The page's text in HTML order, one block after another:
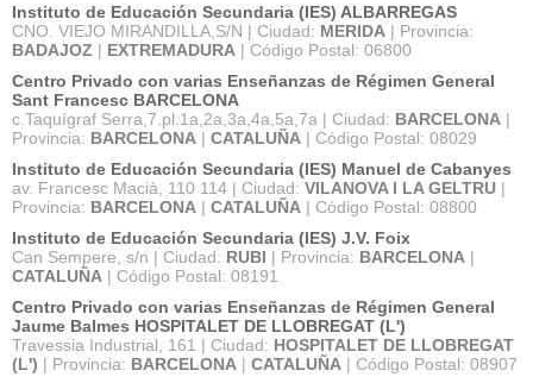
Instituto de Educación Secundaria (IES) ALBARREGAS
CNO. VIEJO MIRANDILLA,S/N | Ciudad: MERIDA | Provincia:
BADAJOZ | EXTREMADURA | Código Postal: 06800
Centro Privado con varias Enseñanzas de Régimen General
Sant Francesc BARCELONA
c.Taquígraf Serra,7.pl.1a,2a,3a,4a,5a,7a | Ciudad: BARCELONA |
Provincia: BARCELONA | CATALUÑA | Código Postal: 08029
Instituto de Educación Secundaria (IES) Manuel de Cabanyes
av. Francesc Macià, 110 114 | Ciudad: VILANOVA I LA GELTRU |
Provincia: BARCELONA | CATALUÑA | Código Postal: 08800
Instituto de Educación Secundaria (IES) J.V. Foix
Can Sempere, s/n | Ciudad: RUBI | Provincia: BARCELONA |
CATALUÑA | Código Postal: 08191
Centro Privado con varias Enseñanzas de Régimen General
Jaume Balmes HOSPITALET DE LLOBREGAT (L')
Travessia Industrial, 161 | Ciudad: HOSPITALET DE LLOBREGAT
(L') | Provincia: BARCELONA | CATALUÑA | Código Postal: 08907